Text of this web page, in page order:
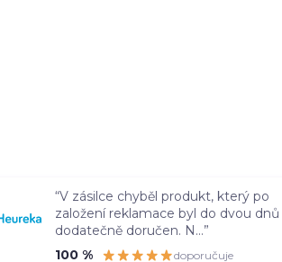
založení reklamace byl do dvou dnů
dodatečně doručen. N...”
100 %
doporučuje
Overenyweb.cz